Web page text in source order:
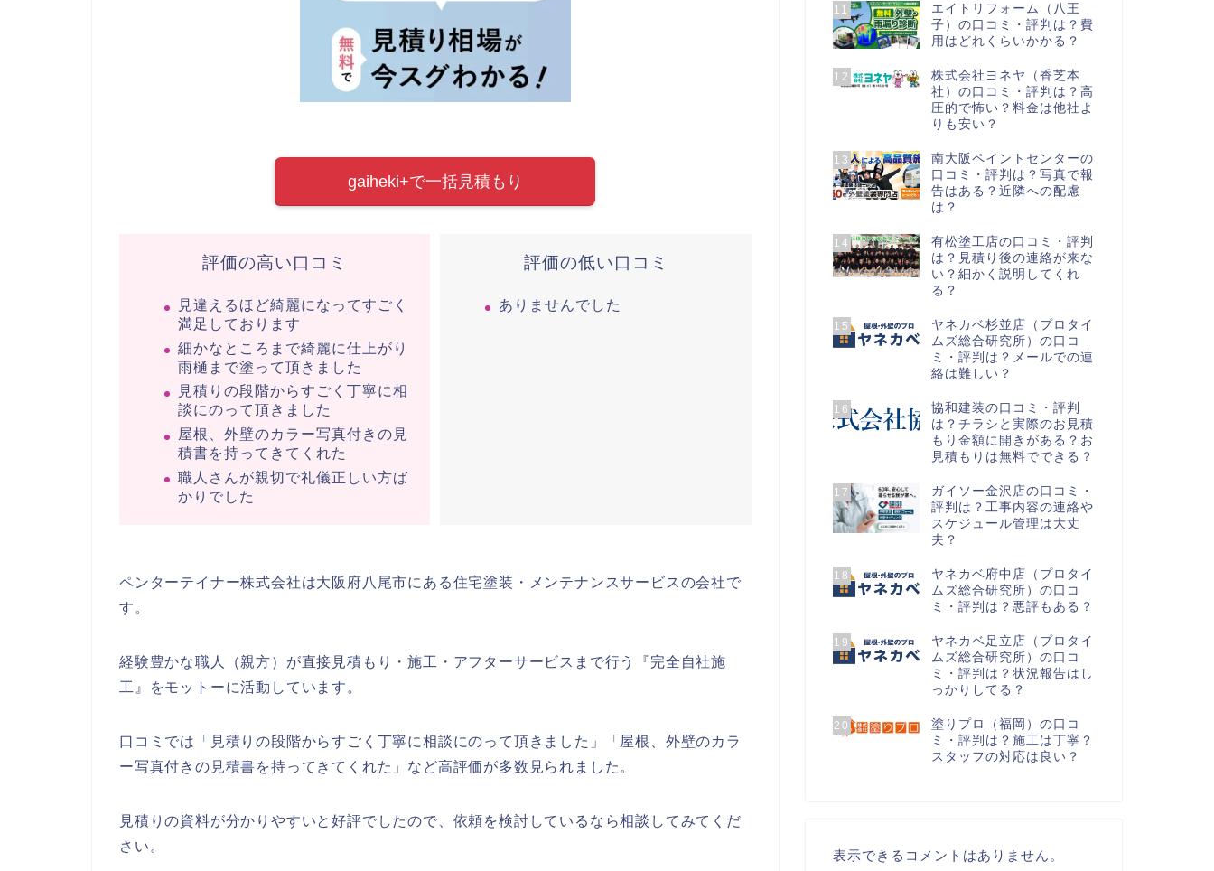
gaiheki+で一括見積もり
評価の高い口コミ
見違えるほど綺麗になってすごく
満足しております
細かなところまで綺麗に仕上がり
雨樋まで塗って頂きました
見積りの段階からすごく丁寧に相
談にのって頂きました
屋根、外壁のカラー写真付きの見
積書を持ってきてくれた
職人さんが親切で礼儀正しい方ば
かりでした
評価の低い口コミ
ありませんでした
ペンターテイナー株式会社は大阪府八尾市にある住宅塗装・メンテナンスサービスの会社で
す。
経験豊かな職人（親方）が直接見積もり・施工・アフターサービスまで行う『完全自社施
工』をモットーに活動しています。
口コミでは「見積りの段階からすごく丁寧に相談にのって頂きました」「屋根、外壁のカラ
ー写真付きの見積書を持ってきてくれた」など高評価が多数見られました。
見積りの資料が分かりやすいと好評でしたので、依頼を検討しているなら相談してみてくだ
さい。
11
エイトリフォーム（八王
子）の口コミ・評判は？費
用はどれくらいかかる？
12
株式会社ヨネヤ（香芝本
社）の口コミ・評判は？高
圧的で怖い？料金は他社よ
りも安い？
13
南大阪ペイントセンターの
口コミ・評判は？写真で報
告はある？近隣への配慮
は？
14
有松塗工店の口コミ・評判
は？見積り後の連絡が来な
い？細かく説明してくれ
る？
15
ヤネカベ杉並店（プロタイ
ムズ総合研究所）の口コ
ミ・評判は？メールでの連
絡は難しい？
16
協和建装の口コミ・評判
は？チラシと実際のお見積
もり金額に開きがある？お
見積もりは無料でできる？
17
ガイソー金沢店の口コミ・
評判は？工事内容の連絡や
スケジュール管理は大丈
夫？
18
ヤネカベ府中店（プロタイ
ムズ総合研究所）の口コ
ミ・評判は？悪評もある？
19
ヤネカベ足立店（プロタイ
ムズ総合研究所）の口コ
ミ・評判は？状況報告はし
っかりしてる？
20
塗りプロ（福岡）の口コ
ミ・評判は？施工は丁寧？
スタッフの対応は良い？
表示できるコメントはありません。